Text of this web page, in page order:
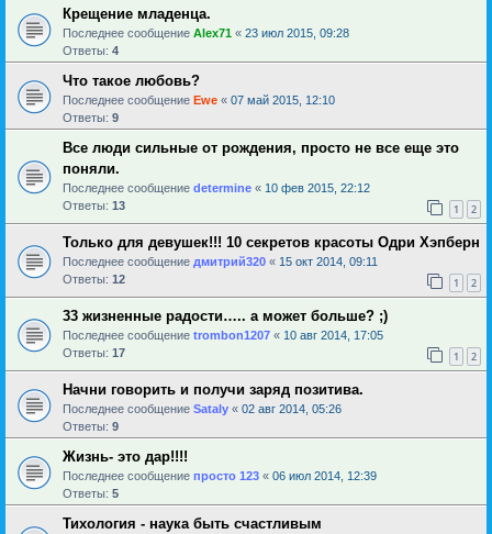
Крещение младенца.
Последнее сообщение Alex71 « 23 июл 2015, 09:28
Ответы: 4
Что такое любовь?
Последнее сообщение Ewe « 07 май 2015, 12:10
Ответы: 9
Все люди сильные от рождения, просто не все еще это
поняли.
Последнее сообщение determine « 10 фев 2015, 22:12
Ответы: 13 1 2
Только для девушек!!! 10 секретов красоты Одри Хэпберн
Последнее сообщение дмитрий320 « 15 окт 2014, 09:11
Ответы: 12 1 2
33 жизненные радости….. а может больше? ;)
Последнее сообщение trombon1207 « 10 авг 2014, 17:05
Ответы: 17 1 2
Начни говорить и получи заряд позитива.
Последнее сообщение Sataly « 02 авг 2014, 05:26
Ответы: 9
Жизнь- это дар!!!!
Последнее сообщение просто 123 « 06 июл 2014, 12:39
Ответы: 5
Тихология - наука быть счастливым